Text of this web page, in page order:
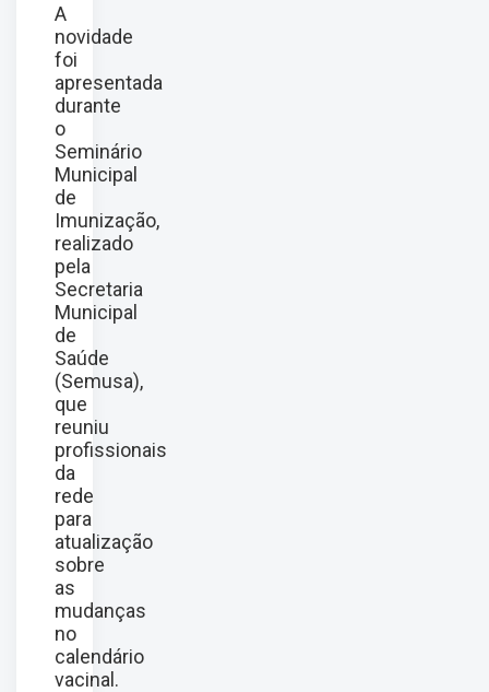
A
novidade
foi
apresentada
durante
o
Seminário
Municipal
de
Imunização,
realizado
pela
Secretaria
Municipal
de
Saúde
(Semusa),
que
reuniu
profissionais
da
rede
para
atualização
sobre
as
mudanças
no
calendário
vacinal.